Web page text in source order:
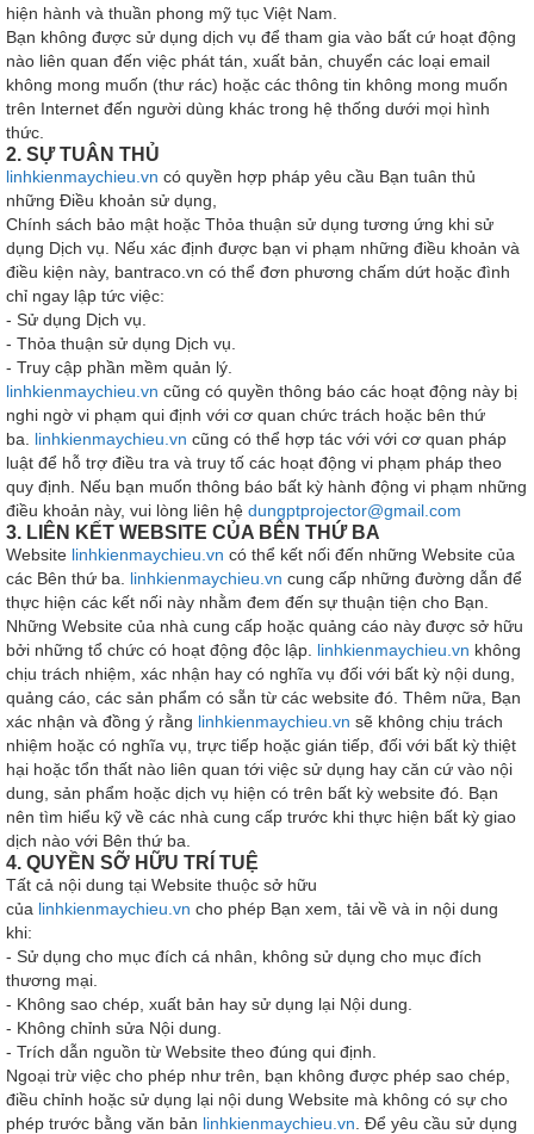
hiện hành và thuần phong mỹ tục Việt Nam.
Bạn không được sử dụng dịch vụ để tham gia vào bất cứ hoạt động
nào liên quan đến việc phát tán, xuất bản, chuyển các loại email
không mong muốn (thư rác) hoặc các thông tin không mong muốn
trên Internet đến người dùng khác trong hệ thống dưới mọi hình
thức.
2. SỰ TUÂN THỦ
linhkienmaychieu.vn có quyền hợp pháp yêu cầu Bạn tuân thủ
những Điều khoản sử dụng,
Chính sách bảo mật hoặc Thỏa thuận sử dụng tương ứng khi sử
dụng Dịch vụ. Nếu xác định được bạn vi phạm những điều khoản và
điều kiện này, bantraco.vn có thể đơn phương chấm dứt hoặc đình
chỉ ngay lập tức việc:
- Sử dụng Dịch vụ.
- Thỏa thuận sử dụng Dịch vụ.
- Truy cập phần mềm quản lý.
linhkienmaychieu.vn cũng có quyền thông báo các hoạt động này bị
nghi ngờ vi phạm qui định với cơ quan chức trách hoặc bên thứ
ba. linhkienmaychieu.vn cũng có thể hợp tác với với cơ quan pháp
luật để hỗ trợ điều tra và truy tố các hoạt động vi phạm pháp theo
quy định. Nếu bạn muốn thông báo bất kỳ hành động vi phạm những
điều khoản này, vui lòng liên hệ dungptprojector@gmail.com
3. LIÊN KẾT WEBSITE CỦA BÊN THỨ BA
Website linhkienmaychieu.vn có thể kết nối đến những Website của
các Bên thứ ba. linhkienmaychieu.vn cung cấp những đường dẫn để
thực hiện các kết nối này nhằm đem đến sự thuận tiện cho Bạn.
Những Website của nhà cung cấp hoặc quảng cáo này được sở hữu
bởi những tổ chức có hoạt động độc lập. linhkienmaychieu.vn không
chịu trách nhiệm, xác nhận hay có nghĩa vụ đối với bất kỳ nội dung,
quảng cáo, các sản phẩm có sẵn từ các website đó. Thêm nữa, Bạn
xác nhận và đồng ý rằng linhkienmaychieu.vn sẽ không chịu trách
nhiệm hoặc có nghĩa vụ, trực tiếp hoặc gián tiếp, đối với bất kỳ thiệt
hại hoặc tổn thất nào liên quan tới việc sử dụng hay căn cứ vào nội
dung, sản phẩm hoặc dịch vụ hiện có trên bất kỳ website đó. Bạn
nên tìm hiểu kỹ về các nhà cung cấp trước khi thực hiện bất kỳ giao
dịch nào với Bên thứ ba.
4. QUYỀN SỠ HỮU TRÍ TUỆ
Tất cả nội dung tại Website thuộc sở hữu
của linhkienmaychieu.vn cho phép Bạn xem, tải về và in nội dung
khi:
- Sử dụng cho mục đích cá nhân, không sử dụng cho mục đích
thương mại.
- Không sao chép, xuất bản hay sử dụng lại Nội dung.
- Không chỉnh sửa Nội dung.
- Trích dẫn nguồn từ Website theo đúng qui định.
Ngoại trừ việc cho phép như trên, bạn không được phép sao chép,
điều chỉnh hoặc sử dụng lại nội dung Website mà không có sự cho
phép trước bằng văn bản linhkienmaychieu.vn . Để yêu cầu sử dụng